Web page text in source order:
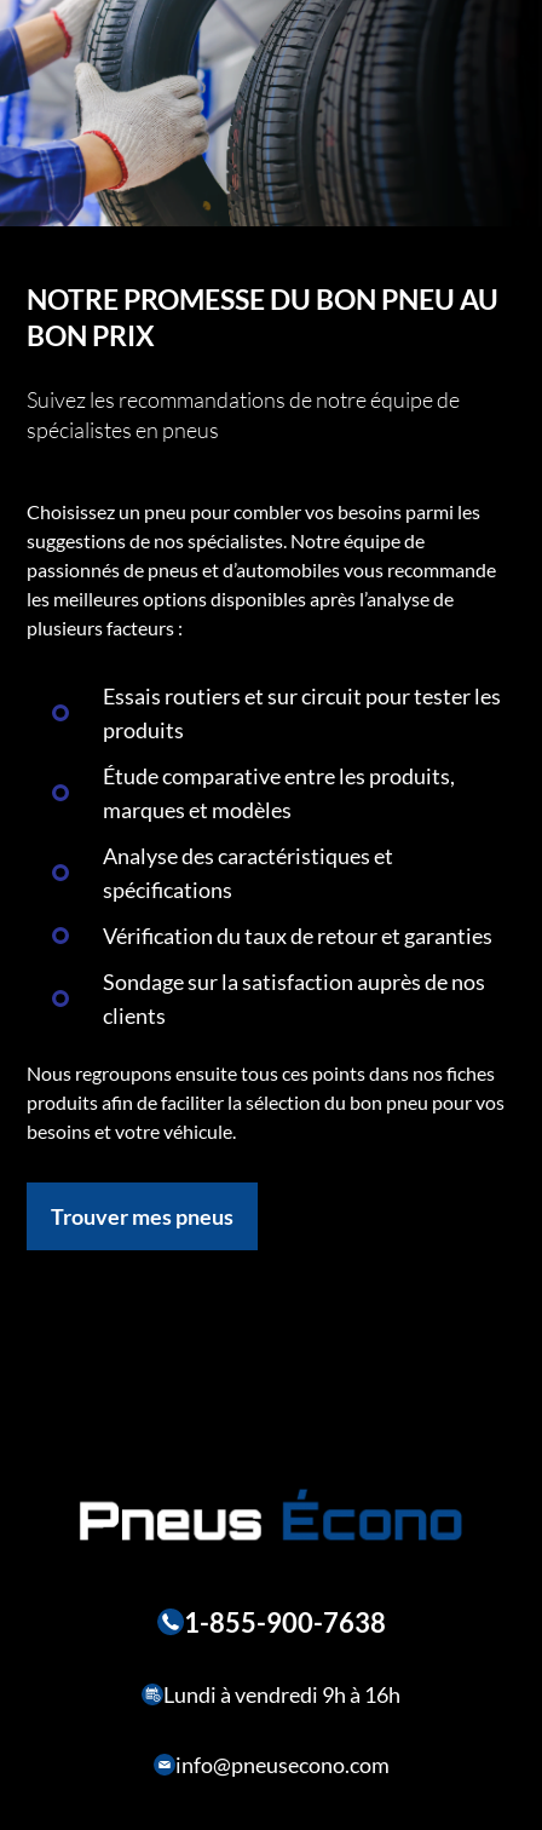
NOTRE PROMESSE DU BON PNEU AU
BON PRIX
Suivez les recommandations de notre équipe de
spécialistes en pneus
Choisissez un pneu pour combler vos besoins parmi les
suggestions de nos spécialistes. Notre équipe de
passionnés de pneus et d’automobiles vous recommande
les meilleures options disponibles après l’analyse de
plusieurs facteurs :
Essais routiers et sur circuit pour tester les
produits
Étude comparative entre les produits,
marques et modèles
Analyse des caractéristiques et
spécifications
Vérification du taux de retour et garanties
Sondage sur la satisfaction auprès de nos
clients
Nous regroupons ensuite tous ces points dans nos fiches
produits afin de faciliter la sélection du bon pneu pour vos
besoins et votre véhicule.
Trouver mes pneus
1-855-900-7638
Lundi à vendredi 9h à 16h
info@pneusecono.com